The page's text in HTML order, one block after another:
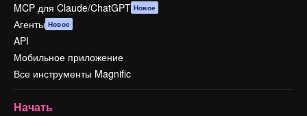
MCP для Claude/ChatGPT Новое
Агенты Новое
API
Мобильное приложение
Все инструменты Magnific
Начать